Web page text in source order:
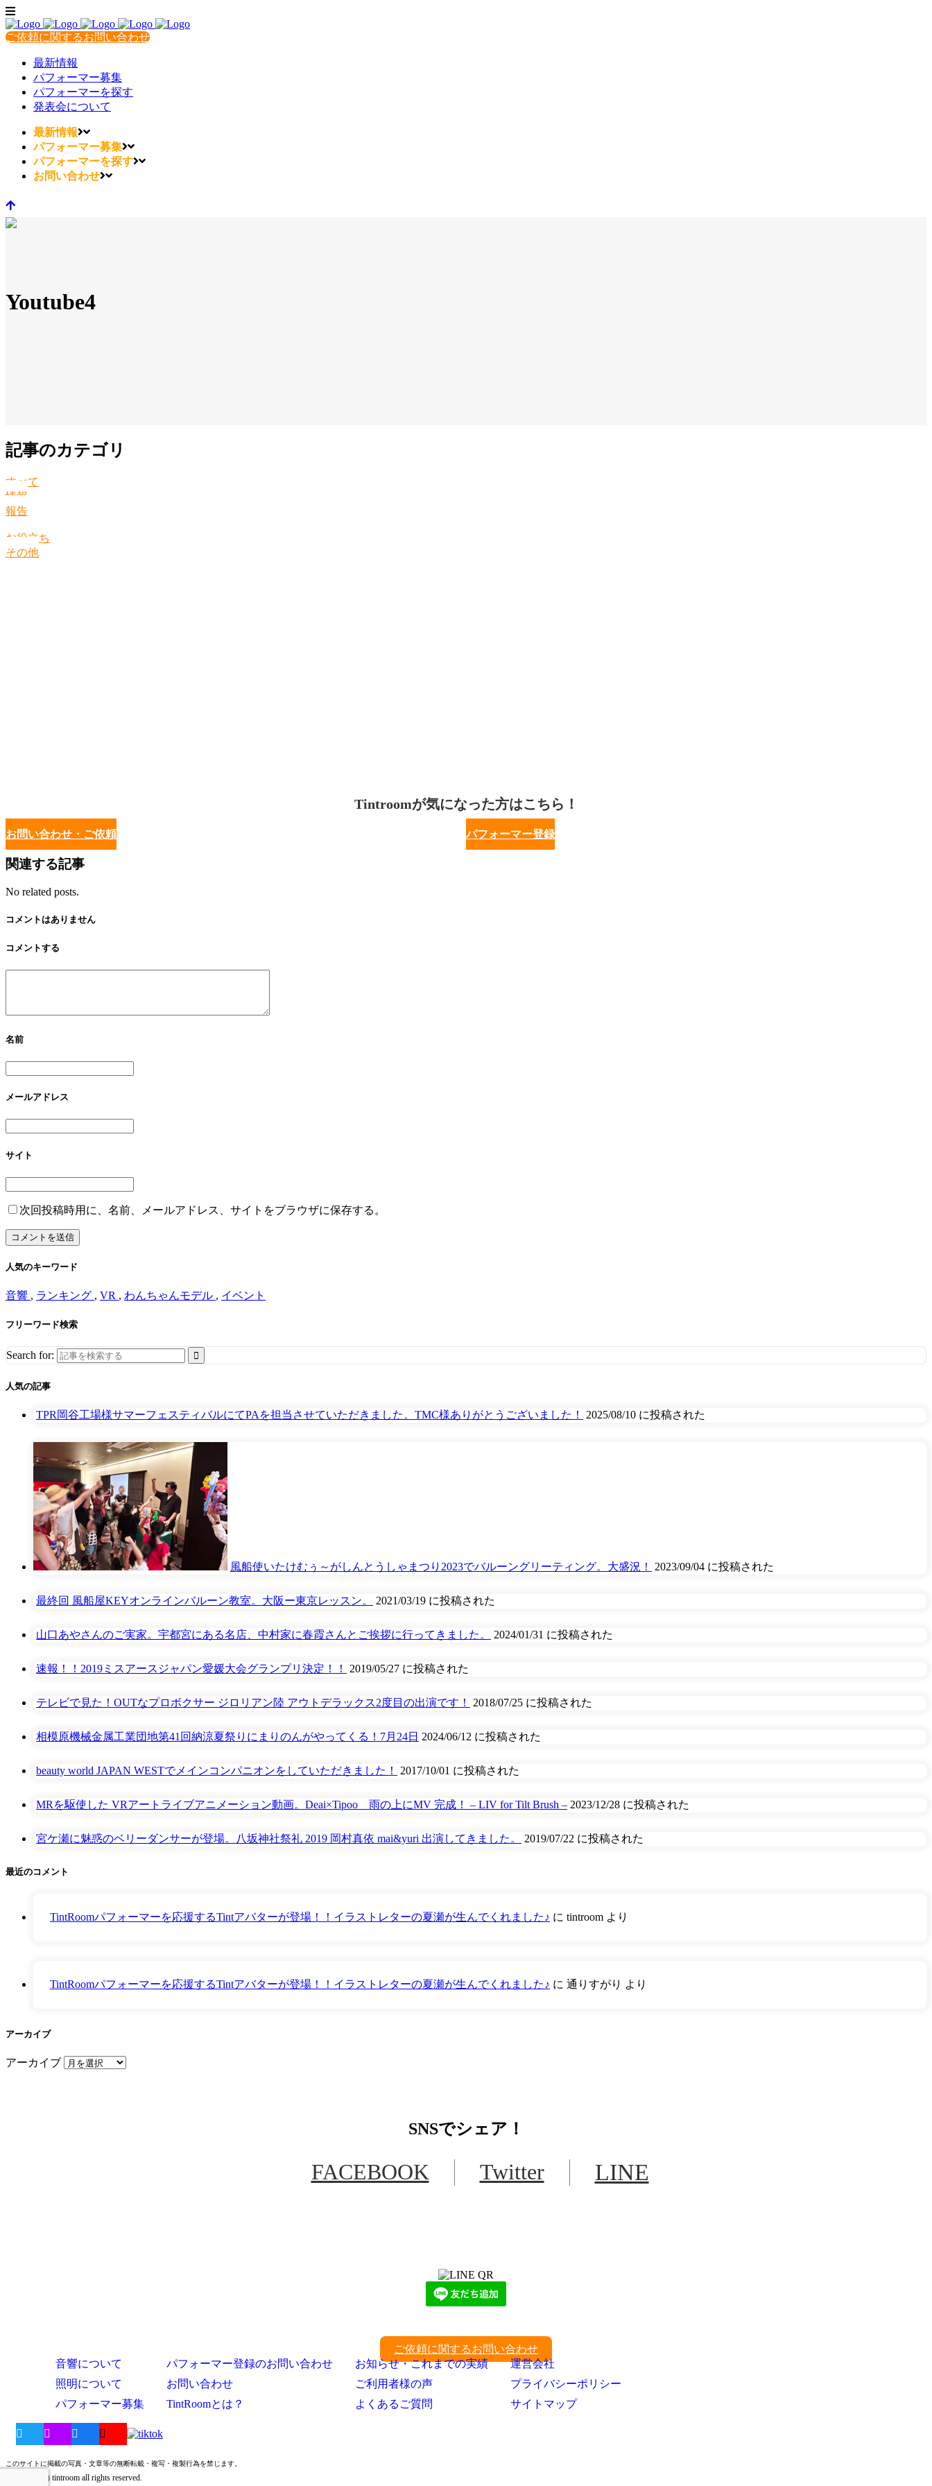
ご依頼に関するお問い合わせ
最新情報
パフォーマー募集
パフォーマーを探す
発表会について
最新情報
パフォーマー募集
パフォーマーを探す
お問い合わせ
Youtube4
記事のカテゴリ
すべて
情報
報告
お役立ち
その他
Tintroomが気になった方はこちら！
お問い合わせ・ご依頼 パフォーマー登録
関連する記事
No related posts.
コメントはありません
コメントする
名前
メールアドレス
サイト
次回投稿時用に、名前、メールアドレス、サイトをブラウザに保存する。
人気のキーワード
音響 , ランキング , VR , わんちゃんモデル , イベント
フリーワード検索
Search for:
人気の記事
TPR岡谷工場様サマーフェスティバルにてPAを担当させていただきました。TMC様ありがとうございました！ 2025/08/10 に投稿された
風船使いたけむぅ～がしんとうしゃまつり2023でバルーングリーティング。大盛況！ 2023/09/04 に投稿された
最終回 風船屋KEYオンラインバルーン教室。大阪ー東京レッスン。 2021/03/19 に投稿された
山口あやさんのご実家。宇都宮にある名店、中村家に春霞さんとご挨拶に行ってきました。 2024/01/31 に投稿された
速報！！2019ミスアースジャパン愛媛大会グランプリ決定！！ 2019/05/27 に投稿された
テレビで見た！OUTなプロボクサー ジロリアン陸 アウトデラックス2度目の出演です！ 2018/07/25 に投稿された
相模原機械金属工業団地第41回納涼夏祭りにまりのんがやってくる！7月24日 2024/06/12 に投稿された
beauty world JAPAN WESTでメインコンパニオンをしていただきました！ 2017/10/01 に投稿された
MRを駆使した VRアートライブアニメーション動画。Deai×Tipoo 雨の上にMV 完成！ – LIV for Tilt Brush – 2023/12/28 に投稿された
宮ケ瀬に魅惑のベリーダンサーが登場。八坂神社祭礼 2019 岡村真依 mai&yuri 出演してきました。 2019/07/22 に投稿された
最近のコメント
TintRoomパフォーマーを応援するTintアバターが登場！！イラストレターの夏瀬が生んでくれました♪ に tintroom より
TintRoomパフォーマーを応援するTintアバターが登場！！イラストレターの夏瀬が生んでくれました♪ に 通りすがり より
アーカイブ
アーカイブ
SNSでシェア！
FACEBOOK Twitter LINE
ご依頼に関するお問い合わせ
音響について
照明について
パフォーマー募集
パフォーマー登録のお問い合わせ
お問い合わせ
TintRoomとは？
お知らせ・これまでの実績
ご利用者様の声
よくあるご質問
運営会社
プライバシーポリシー
サイトマップ
このサイトに掲載の写真・文章等の無断転載・複写・複製行為を禁じます。
Copyright (c) tintroom all rights reserved.